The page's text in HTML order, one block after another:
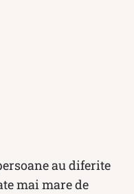
au diferite
mai mare de